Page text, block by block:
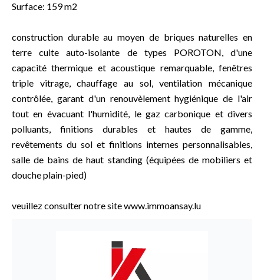
Surface: 159 m2
construction durable au moyen de briques naturelles en
terre cuite auto-isolante de types POROTON, d'une
capacité thermique et acoustique remarquable, fenêtres
triple vitrage, chauffage au sol, ventilation mécanique
contrôlée, garant d'un renouvèlement hygiénique de l'air
tout en évacuant l'humidité, le gaz carbonique et divers
polluants, finitions durables et hautes de gamme,
revêtements du sol et finitions internes personnalisables,
salle de bains de haut standing (équipées de mobiliers et
douche plain-pied)
veuillez consulter notre site www.immoansay.lu